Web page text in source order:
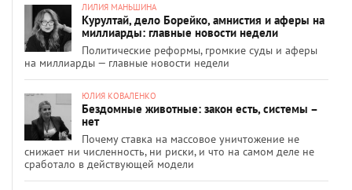
ЛИЛИЯ МАНЬШИНА
Курултай, дело Борейко, амнистия и аферы на
миллиарды: главные новости недели
Политические реформы, громкие суды и аферы
на миллиарды — главные новости недели
ЮЛИЯ КОВАЛЕНКО
Бездомные животные: закон есть, системы –
нет
Почему ставка на массовое уничтожение не
снижает ни численность, ни риски, и что на самом деле не
сработало в действующей модели